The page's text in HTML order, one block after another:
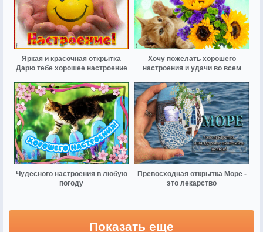
Яркая и красочная открытка
Дарю тебе хорошее настроение
Хочу пожелать хорошего
настроения и удачи во всем
Чудесного настроения в любую
погоду
Превосходная открытка Море -
это лекарство
Показать еще